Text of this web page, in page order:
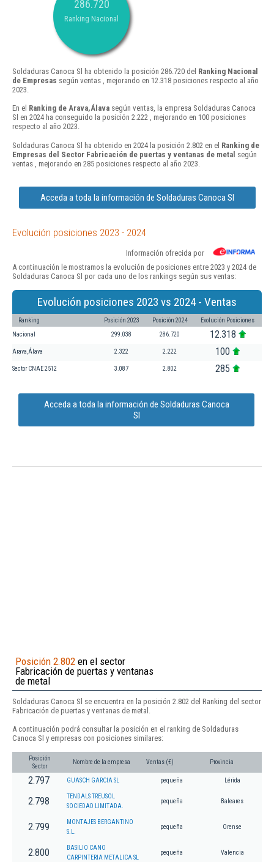
286.720
Ranking Nacional
Soldaduras Canoca Sl ha obtenido la posición 286.720 del Ranking Nacional
de Empresas según ventas , mejorando en 12.318 posiciones respecto al año
2023.
En el Ranking de Arava,Álava según ventas, la empresa Soldaduras Canoca
Sl en 2024 ha conseguido la posición 2.222 , mejorando en 100 posiciones
respecto al año 2023.
Soldaduras Canoca Sl ha obtenido en 2024 la posición 2.802 en el Ranking de
Empresas del Sector Fabricación de puertas y ventanas de metal según
ventas , mejorando en 285 posiciones respecto al año 2023.
Acceda a toda la información de Soldaduras Canoca Sl
Evolución posiciones 2023 - 2024
Información ofrecida por
A continuación le mostramos la evolución de posiciones entre 2023 y 2024 de
Soldaduras Canoca Sl por cada uno de los rankings según sus ventas:
Evolución posiciones 2023 vs 2024 - Ventas
Ranking Posición 2023 Posición 2024 Evolución Posiciones
Nacional 299.038 286.720 12.318
Arava,Álava 2.322 2.222 100
Sector CNAE 2512 3.087 2.802 285
Acceda a toda la información de Soldaduras Canoca
Sl
Posición 2.802 en el sector
Fabricación de puertas y ventanas
de metal
Soldaduras Canoca Sl se encuentra en la posición 2.802 del Ranking del sector
Fabricación de puertas y ventanas de metal.
A continuación podrá consultar la posición en el ranking de Soldaduras
Canoca Sl y empresas con posiciones similares:
Posición
Sector
Nombre de la empresa Ventas (€) Provincia
2.797 GUASCH GARCIA SL pequeña Lérida
2.798
TENDALS TREUSOL
SOCIEDAD LIMITADA.
pequeña Baleares
2.799
MONTAJES BERGANTINO
S.L.
pequeña Orense
2.800
BASILIO CANO
CARPINTERIA METALICA SL
pequeña Valencia